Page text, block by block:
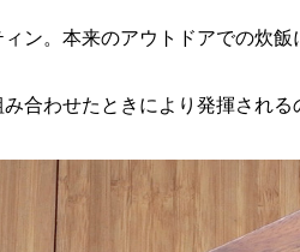
ン。本来のアウトドアでの炊
合わせたときにより発揮され